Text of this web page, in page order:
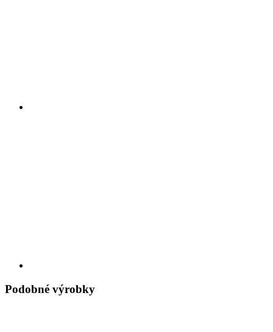
Podobné výrobky